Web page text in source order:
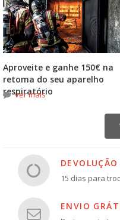
Aproveite e ganhe 150€ na
retoma do seu aparelho
respiratório
ver mais
15 dias para
ENVIO